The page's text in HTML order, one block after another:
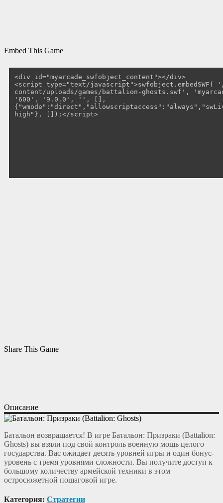
Embed This Game
Share This Game
Описание
Батальон возвращается! В игре Батальон: Призраки (Battalion:
Ghosts) вы взяли под свой контроль военную мощь целого
государства. Вас ожидает десять уровней игры и один бонус-
уровень с тремя уровнями сложности. Вы получите доступ к
большому количеству армейской техники в этом
остросюжетной пошаговой игре.
Категория: Cтратегии